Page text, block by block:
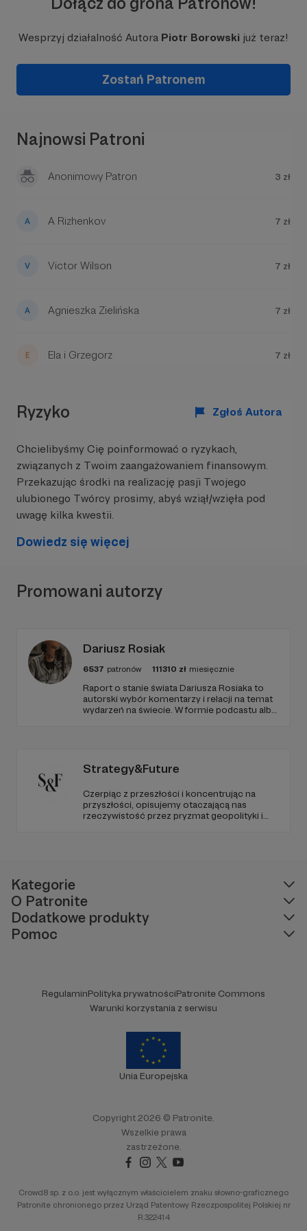
Wesprzyj działalność Autora Piotr Borowski już teraz!
Zostań Patronem
Najnowsi Patroni
Anonimowy Patron 3 zł
A Rizhenkov 7 zł
Victor Wilson 7 zł
Agnieszka Zielińska 7 zł
Ela i Grzegorz 7 zł
Ryzyko Zgłoś Autora
Chcielibyśmy Cię poinformować o ryzykach,
związanych z Twoim zaangażowaniem finansowym.
Przekazując środki na realizację pasji Twojego
ulubionego Twórcy prosimy, abyś wziął/wzięła pod
uwagę kilka kwestii.
Dowiedz się więcej
Promowani autorzy
Dariusz Rosiak
6537 patronów 111310 zł miesięcznie
Raport o stanie świata Dariusza Rosiaka to
autorski wybór komentarzy i relacji na temat
wydarzeń na świecie. W formie podcastu albo
Strategy&Future
Czerpiąc z przeszłości i koncentrując na
przyszłości, opisujemy otaczającą nas
rzeczywistość przez pryzmat geopolityki i
Kategorie
O Patronite
Dodatkowe produkty
Pomoc
RegulaminPolityka prywatnościPatronite Commons
Warunki korzystania z serwisu
Unia Europejska
Copyright 2026 © Patronite.
Wszelkie prawa
zastrzeżone.
Crowd8 sp. z o.o. jest wyłącznym właścicielem znaku słowno-graficznego
Patronite chronionego przez Urząd Patentowy Rzeczpospolitej Polskiej nr
R.322414